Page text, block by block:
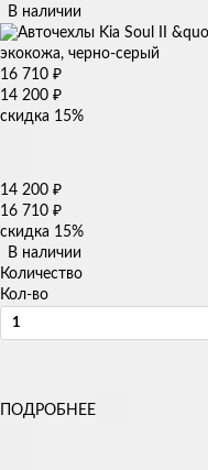
В наличии
16 710 ₽
14 200 ₽
скидка 15%
14 200 ₽
16 710 ₽
скидка 15%
В наличии
Количество
Кол-во
ПОДРОБНЕЕ